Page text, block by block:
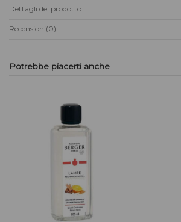
Dettagli del prodotto
Recensioni(0)
Potrebbe piacerti anche